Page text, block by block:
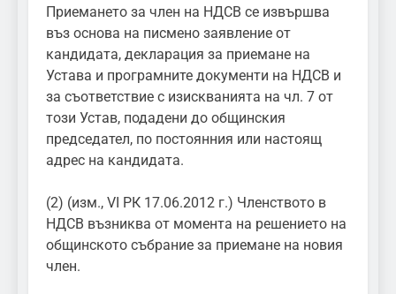
Приемането за член на НДСВ се извършва
въз основа на писмено заявление от
кандидата, декларация за приемане на
Устава и програмните документи на НДСВ и
за съответствие с изискванията на чл. 7 от
този Устав, подадени до общинския
председател, по постоянния или настоящ
адрес на кандидата.
(2) (изм., VI РК 17.06.2012 г.) Членството в
НДСВ възниква от момента на решението на
общинското събрание за приемане на новия
член.